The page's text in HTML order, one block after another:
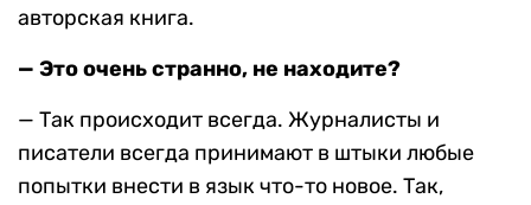
авторская книга.
— Это очень странно, не находите?
— Так происходит всегда. Журналисты и
писатели всегда принимают в штыки любые
попытки внести в язык что-то новое. Так,